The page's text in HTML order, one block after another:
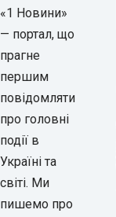
«1 Новини»
— портал, що
прагне
першим
повідомляти
про головні
події в
Україні та
світі. Ми
пишемо про